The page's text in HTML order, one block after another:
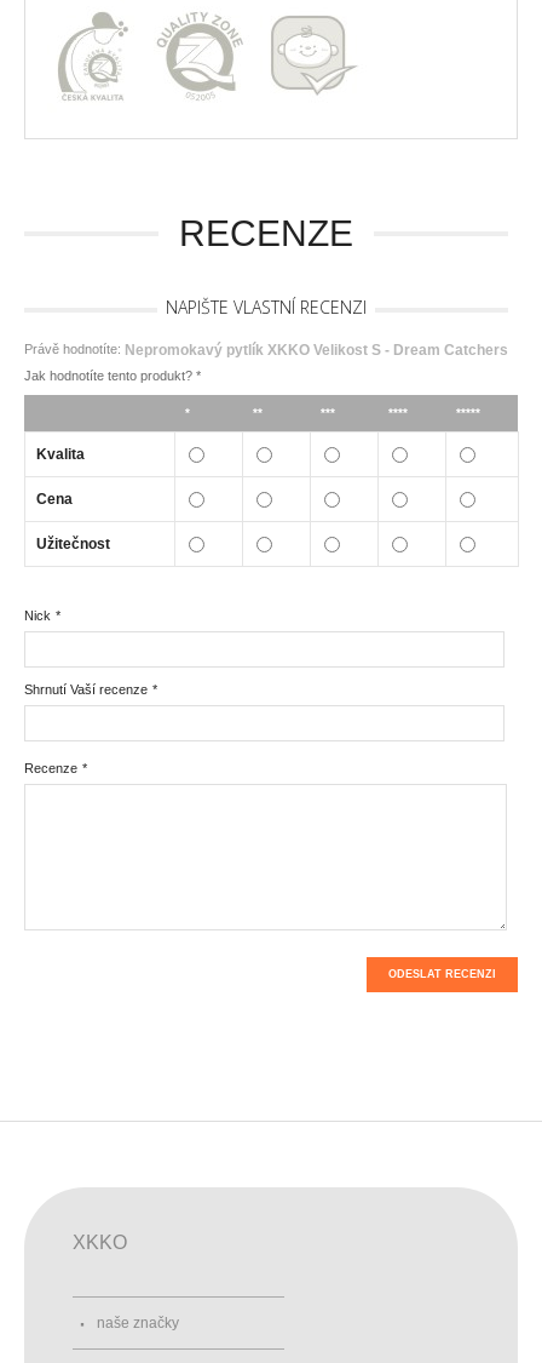
RECENZE
NAPIŠTE VLASTNÍ RECENZI
Právě hodnotíte: Nepromokavý pytlík XKKO Velikost S - Dream Catchers
Jak hodnotíte tento produkt? *
* ** *** **** *****
Kvalita
Cena
Užitečnost
*
Nick
*
Shrnutí Vaší recenze
*
Recenze
ODESLAT RECENZI
XKKO
naše značky